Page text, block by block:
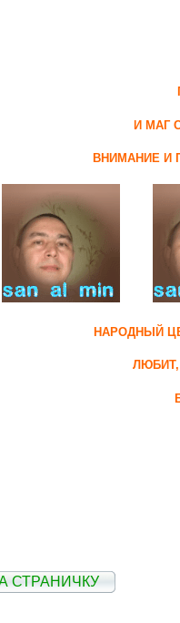
И МАГ
ВНИМАНИЕ И
НАРОДНЫЙ
СТРАНИЧКУ